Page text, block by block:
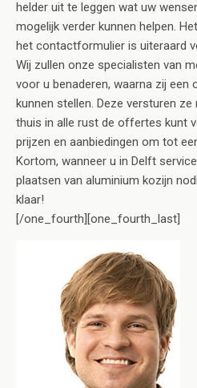
helder uit te leggen wat uw
mogelijk verder kunnen helpen.
het contactformulier is uiteraard
Wij zullen onze specialisten van
voor u benaderen, waarna zij
kunnen stellen. Deze versturen
thuis in alle rust de offertes kunt
prijzen en aanbiedingen om tot
Kortom, wanneer u in Delft
plaatsen van aluminium kozijn
klaar!
[/one_fourth][one_fourth_last]